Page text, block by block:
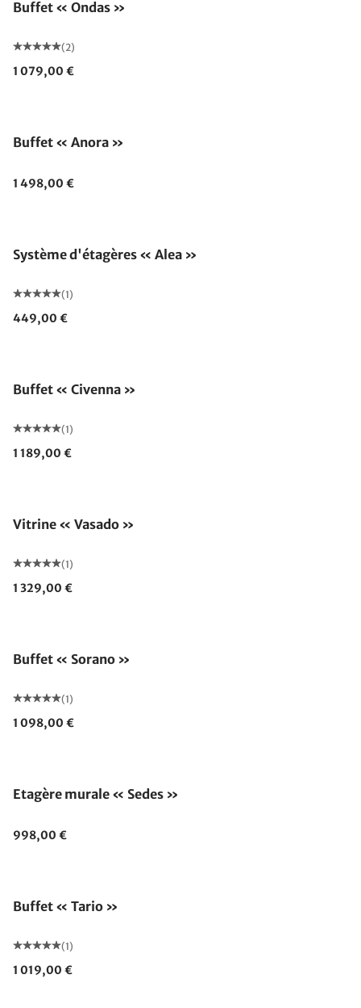
Buffet « Ondas »
(2)
1 079,00 €
Buffet « Anora »
1 498,00 €
Système d'étagères « Alea »
(1)
449,00 €
Buffet « Civenna »
(1)
1 189,00 €
Vitrine « Vasado »
(1)
1 329,00 €
Buffet « Sorano »
(1)
1 098,00 €
Etagère murale « Sedes »
998,00 €
Buffet « Tario »
(1)
1 019,00 €